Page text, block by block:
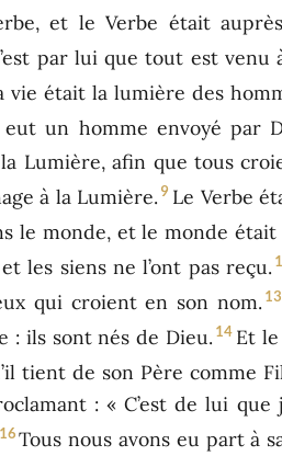
et le Verbe était
par lui que tout est venu
était la lumière des
un homme envoyé par
Lumière, afin que tous
à la Lumière. 9 Le Verbe
le monde, et le monde était
les siens ne l’ont pas reçu.
qui croient en son nom. 13
: ils sont nés de Dieu. 14 Et
tient de son Père comme
: « C’est de lui
16 Tous nous avons eu part à